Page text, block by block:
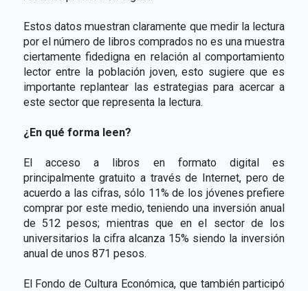
Estos datos muestran claramente que medir la lectura
por el número de libros comprados no es una muestra
ciertamente fidedigna en relación al comportamiento
lector entre la población joven, esto sugiere que es
importante replantear las estrategias para acercar a
este sector que representa la lectura.
¿En qué forma leen?
El acceso a libros en formato digital es
principalmente gratuito a través de Internet, pero de
acuerdo a las cifras, sólo 11% de los jóvenes prefiere
comprar por este medio, teniendo una inversión anual
de 512 pesos; mientras que en el sector de los
universitarios la cifra alcanza 15% siendo la inversión
anual de unos 871 pesos.
El Fondo de Cultura Económica, que también participó